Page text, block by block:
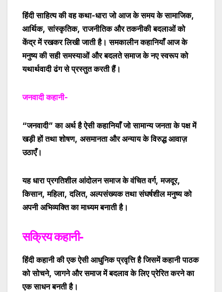
हिंदी साहित्य की वह कथा-धारा जो आज के समय के सामाजिक,
आर्थिक, सांस्कृतिक, राजनीतिक और तकनीकी बदलाओं को
केंद्र में रखकर लिखी जाती है। समकालीन कहानियाँ आज के
मनुष्य की सही समस्याओं और बदलते समाज के नए स्वरूप को
यथार्थवादी ढंग से प्रस्तुत करती हैं।
जनवादी कहानी-
“जनवादी” का अर्थ है ऐसी कहानियाँ जो सामान्य जनता के पक्ष में
खड़ी हों तथा शोषण, असमानता और अन्याय के विरुद्ध आवाज़
उठाएँ।
यह धारा प्रगतिशील आंदोलन समाज के वंचित वर्ग, मजदूर,
किसान, महिला, दलित, अल्पसंख्यक तथा संघर्षशील मनुष्य को
अपनी अभिव्यक्ति का माध्यम बनाती है।
सक्रिय कहानी-
हिंदी कहानी की एक ऐसी आधुनिक प्रवृत्ति है जिसमें कहानी पाठक
को सोचने, जागने और समाज में बदलाव के लिए प्रेरित करने का
एक साधन बनती है।